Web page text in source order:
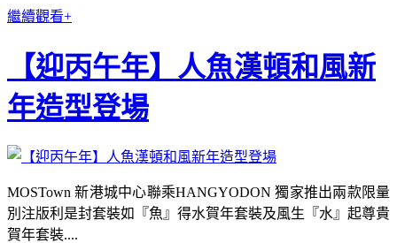
繼續觀看+
【迎丙午年】人魚漢頓和風新
年造型登場
MOSTown 新港城中心聯乘HANGYODON 獨家推出兩款限量
別注版利是封套裝如『魚』得水賀年套裝及風生『水』起尊貴
賀年套裝....